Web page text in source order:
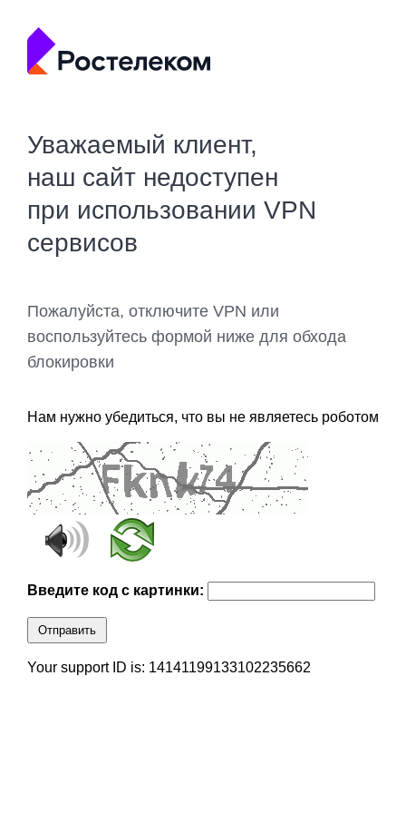
Уважаемый клиент,
наш сайт недоступен
при использовании VPN
сервисов
Пожалуйста, отключите VPN или
воспользуйтесь формой ниже для обхода
блокировки
Нам нужно убедиться, что вы не являетесь роботом
Введите код с картинки:
Отправить
Your support ID is: 14141199133102235662